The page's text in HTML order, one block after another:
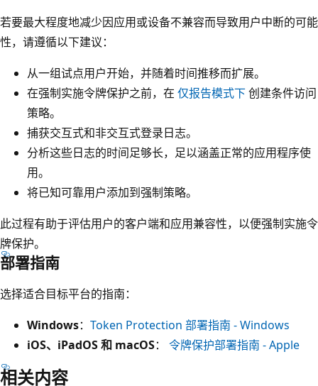
若要最大程度地减少因应用或设备不兼容而导致用户中断的可能
性，请遵循以下建议：
从一组试点用户开始，并随着时间推移而扩展。
在强制实施令牌保护之前，在 仅报告模式下创建条件访问
策略。
捕获交互式和非交互式登录日志。
分析这些日志的时间足够长，足以涵盖正常的应用程序使
用。
将已知可靠用户添加到强制策略。
此过程有助于评估用户的客户端和应用兼容性，以便强制实施令
牌保护。
部署指南
选择适合目标平台的指南：
Windows： Token Protection 部署指南 - Windows
iOS、iPadOS 和 macOS： 令牌保护部署指南 - Apple
相关内容